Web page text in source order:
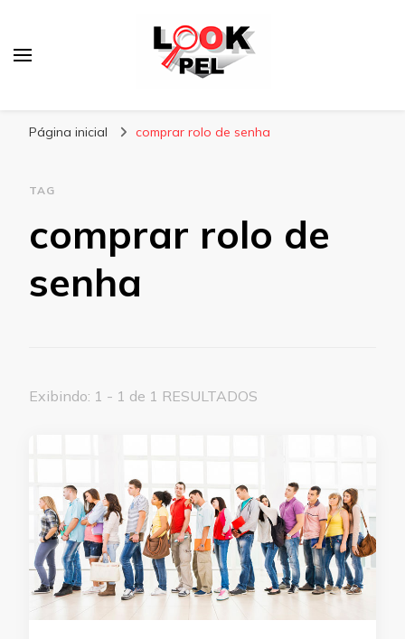
Página inicial comprar rolo de senha
TAG
comprar rolo de
senha
Exibindo: 1 - 1 de 1 RESULTADOS